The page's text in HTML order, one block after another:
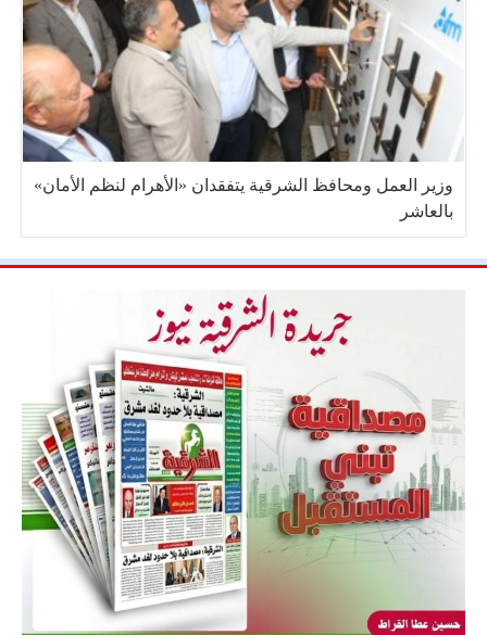
وزير العمل ومحافظ الشرقية يتفقدان «الأهرام لنظم الأمان»
بالعاشر